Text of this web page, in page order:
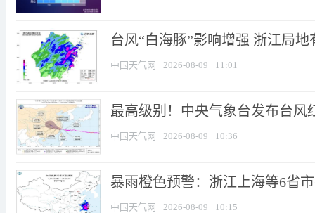
台风“白海豚”影响增强 浙江局
中国天气网 2026-08-09 11:01
最高级别！中央气象台发布台风
中国天气网 2026-08-09 10:36
暴雨橙色预警：浙江上海等6省
中国天气网 2026-08-09 10:15